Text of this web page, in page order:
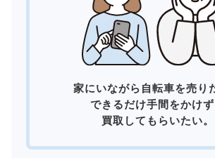
家にいながら自転車を売り
できるだけ手間をかけず
買取してもらいたい。